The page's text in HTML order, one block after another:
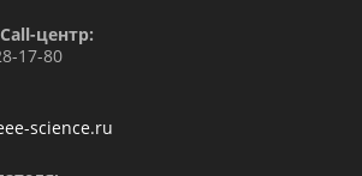
центр:
17-80
science.ru